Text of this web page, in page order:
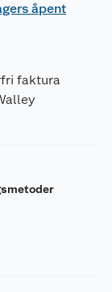
åpent
faktura